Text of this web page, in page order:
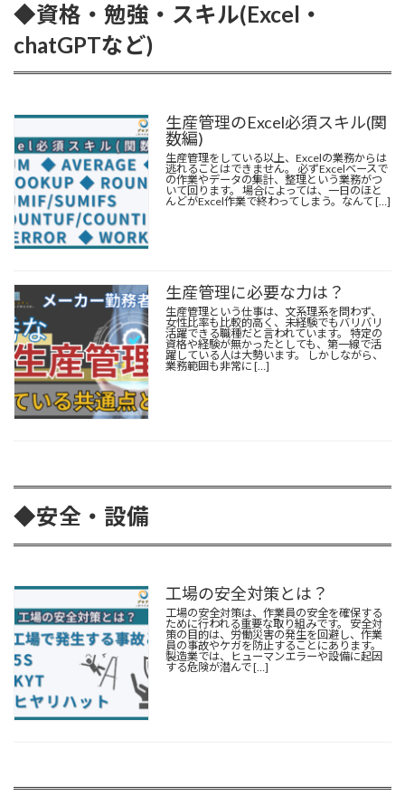
◆資格・勉強・スキル(Excel・
chatGPTなど)
生産管理のExcel必須スキル(関
数編)
生産管理をしている以上、Excelの業務からは
逃れることはできません。 必ずExcelベースで
の作業やデータの集計、整理という業務がつ
いて回ります。 場合によっては、一日のほと
んどがExcel作業で終わってしまう。なんて […]
生産管理に必要な力は？
生産管理という仕事は、文系理系を問わず、
女性比率も比較的高く、未経験でもバリバリ
活躍できる職種だと言われています。 特定の
資格や経験が無かったとしても、第一線で活
躍している人は大勢います。 しかしながら、
業務範囲も非常に […]
◆安全・設備
工場の安全対策とは？
工場の安全対策は、作業員の安全を確保する
ために行われる重要な取り組みです。 安全対
策の目的は、労働災害の発生を回避し、作業
員の事故やケガを防止することにあります。
製造業では、ヒューマンエラーや設備に起因
する危険が潜んで […]